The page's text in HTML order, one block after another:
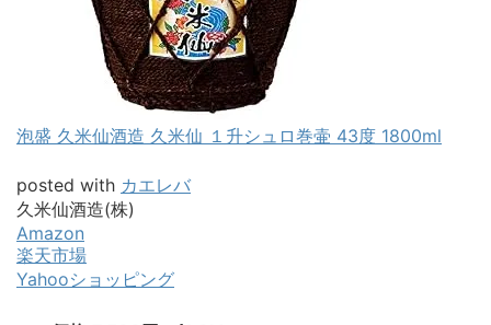
泡盛 久米仙酒造 久米仙 １升シュロ巻壷 43度 1800ml
posted with カエレバ
久米仙酒造(株)
Amazon
楽天市場
Yahooショッピング